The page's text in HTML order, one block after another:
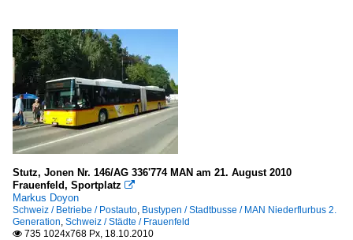
Stutz, Jonen Nr. 146/AG 336'774 MAN am 21. August 2010
Frauenfeld, Sportplatz 
Markus Doyon
Schweiz / Betriebe / Postauto, Bustypen / Stadtbusse / MAN Niederflurbus 2.
Generation, Schweiz / Städte / Frauenfeld
 735 1024x768 Px, 18.10.2010